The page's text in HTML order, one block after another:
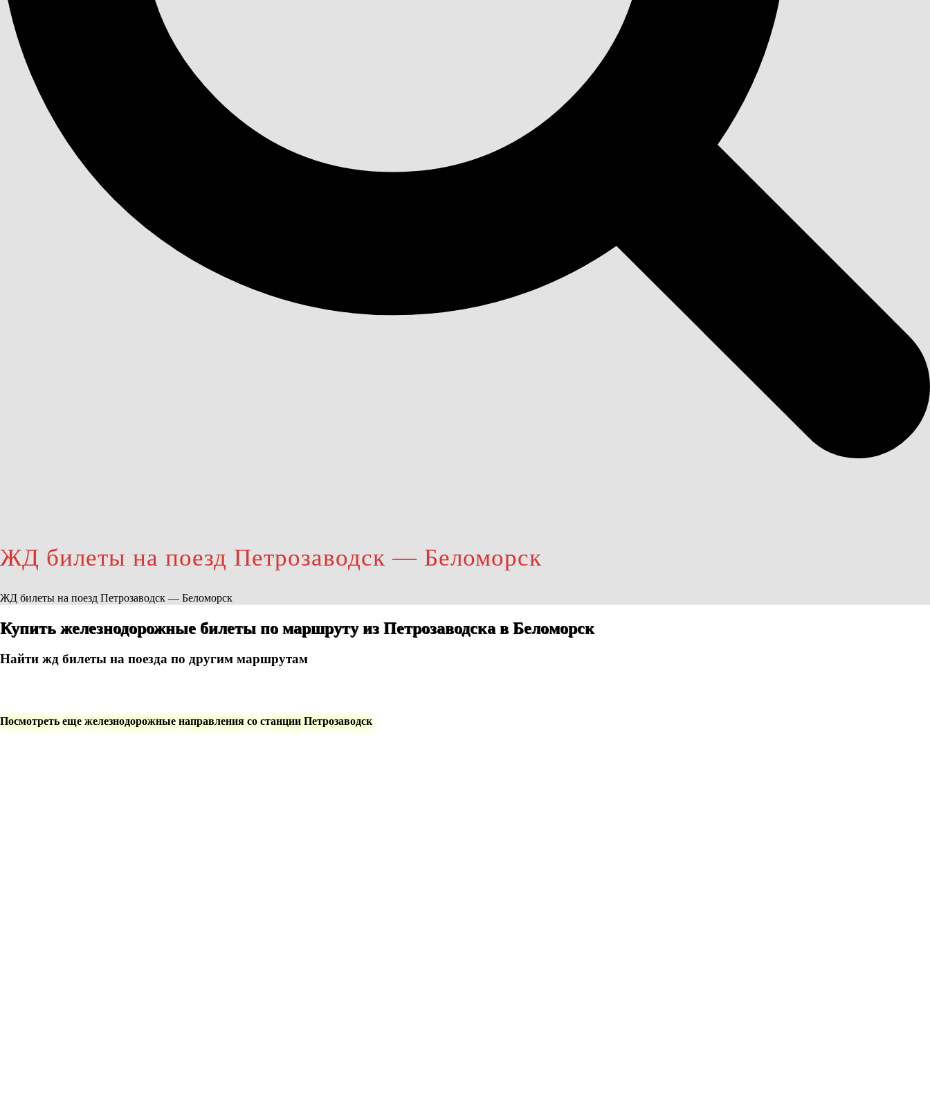
ЖД билеты на поезд Петрозаводск — Беломорск
ЖД билеты на поезд Петрозаводск — Беломорск
Купить железнодорожные билеты по маршруту из Петрозаводска в Беломорск
Найти жд билеты на поезда по другим маршрутам
Посмотреть еще железнодорожные направления со станции Петрозаводск